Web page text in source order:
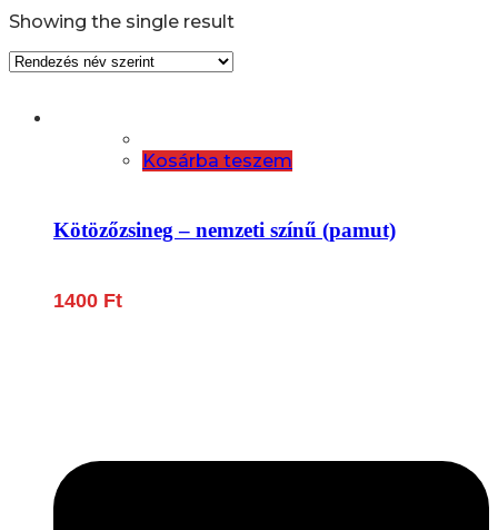
Showing the single result
Kosárba teszem
Kötözőzsineg – nemzeti színű (pamut)
1400 Ft